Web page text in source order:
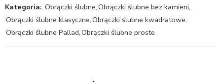
Kategoria: Obrączki ślubne,Obrączki ślubne bez kamieni,
Obrączki ślubne klasyczne,Obrączki ślubne kwadratowe,
Obrączki ślubne Pallad,Obrączki ślubne proste